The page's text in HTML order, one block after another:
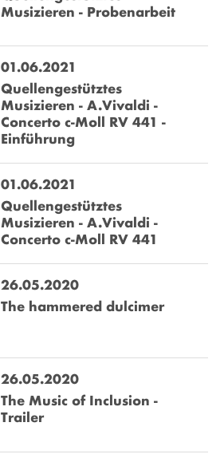
Musizieren - Probenarbeit
01.06.2021
Quellengestütztes
Musizieren - A.Vivaldi -
Concerto c-Moll RV 441 -
Einführung
01.06.2021
Quellengestütztes
Musizieren - A.Vivaldi -
Concerto c-Moll RV 441
26.05.2020
The hammered dulcimer
26.05.2020
The Music of Inclusion -
Trailer